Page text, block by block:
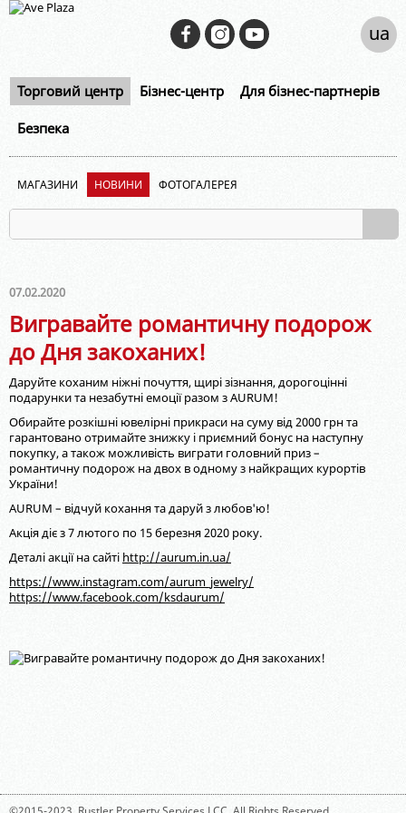
Торговий центр Бізнес-центр Для бізнес-партнерів
Безпека
ua
МАГАЗИНИ НОВИНИ ФОТОГАЛЕРЕЯ
07.02.2020
Вигравайте романтичну подорож
до Дня закоханих!
Даруйте коханим ніжні почуття, щирі зізнання, дорогоцінні
подарунки та незабутні емоції разом з AURUM!
Обирайте розкішні ювелірні прикраси на суму від 2000 грн та
гарантовано отримайте знижку і приємний бонус на наступну
покупку, а також можливість виграти головний приз –
романтичну подорож на двох в одному з найкращих курортів
України!
AURUM – відчуй кохання та даруй з любов'ю!
Акція діє з 7 лютого по 15 березня 2020 року.
Деталі акції на сайті http://aurum.in.ua/
https://www.instagram.com/aurum_jewelry/
https://www.facebook.com/ksdaurum/